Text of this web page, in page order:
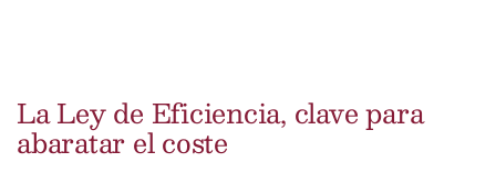
La Ley de Eficiencia, clave para
abaratar el coste